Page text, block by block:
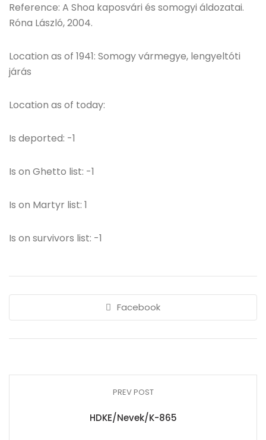
Reference: A Shoa kaposvári és somogyi áldozatai.
Róna László, 2004.
Location as of 1941: Somogy vármegye, lengyeltóti
járás
Location as of today:
Is deported: -1
Is on Ghetto list: -1
Is on Martyr list: 1
Is on survivors list: -1
Facebook
PREV POST
HDKE/Nevek/K-865